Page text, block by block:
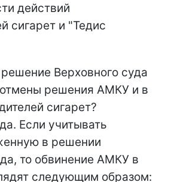
действий
сигарет и "Тедис
Верховного суда
решения АМКУ и в
сигарет?
Если учитывать
в решении
то обвинение АМКУ в
следующим образом: